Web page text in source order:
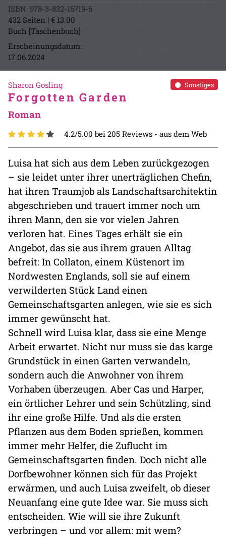
ISBN: 978-3-832-16719-6
432 Seiten | € 13.00
Buch [Taschenbuch]
Erscheinungsdatum:
17.06.2024
Sonstiges
Sharon Gosling
Forgotten Garden
Roman
4.2/5.00 bei 205 Reviews - aus dem Web
Luisa hat sich aus dem Leben zurückgezogen
– sie leidet unter ihrer unerträglichen Chefin,
hat ihren Traumjob als Landschaftsarchitektin
abgeschrieben und trauert immer noch um
ihren Mann, den sie vor vielen Jahren
verloren hat. Eines Tages erhält sie ein
Angebot, das sie aus ihrem grauen Alltag
befreit: In Collaton, einem Küstenort im
Nordwesten Englands, soll sie auf einem
verwilderten Stück Land einen
Gemeinschaftsgarten anlegen, wie sie es sich
immer gewünscht hat.
Schnell wird Luisa klar, dass sie eine Menge
Arbeit erwartet. Nicht nur muss sie das karge
Grundstück in einen Garten verwandeln,
sondern auch die Anwohner von ihrem
Vorhaben überzeugen. Aber Cas und Harper,
ein örtlicher Lehrer und sein Schützling, sind
ihr eine große Hilfe. Und als die ersten
Pflanzen aus dem Boden sprießen, kommen
immer mehr Helfer, die Zuflucht im
Gemeinschaftsgarten finden. Doch nicht alle
Dorfbewohner können sich für das Projekt
erwärmen, und auch Luisa zweifelt, ob dieser
Neuanfang eine gute Idee war. Sie muss sich
entscheiden. Wie will sie ihre Zukunft
verbringen – und vor allem: mit wem?